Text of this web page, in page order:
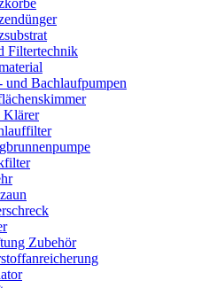
Filtertechnik
und Bachlaufpumpen
Zubehör